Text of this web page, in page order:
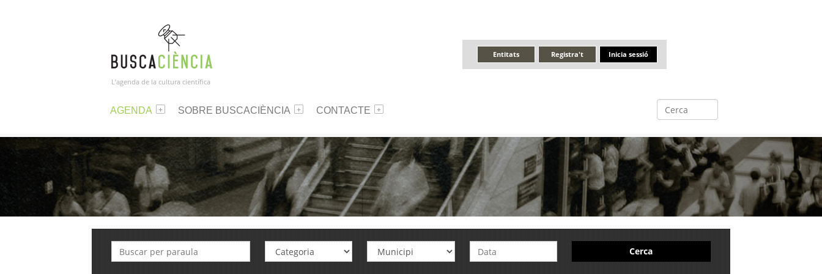
L’agenda de la cultura científica
Inicia sessió
Registra't
Entitats
AGENDA SOBRE BUSCACIÈNCIA CONTACTE
Cerca